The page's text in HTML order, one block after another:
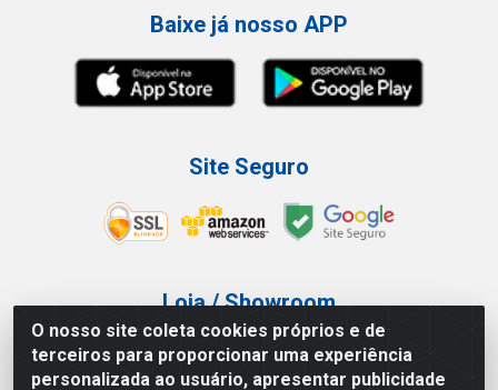
O nosso site coleta cookies próprios e de
terceiros para proporcionar uma experiência
personalizada ao usuário, apresentar publicidade
Baixe já nosso APP
Site Seguro
Loja / Showroom
Tel.: (11) 3227-0546
Av Vautier, 587/597 - Pari - São Paulo/SP